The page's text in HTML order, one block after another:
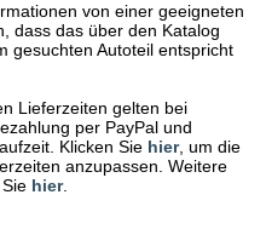
von einer geeigneten
dass das über den Katalog
gesuchten Autoteil entspricht
Lieferzeiten gelten bei
per PayPal und
Klicken Sie hier, um die
anzupassen. Weitere
hier.